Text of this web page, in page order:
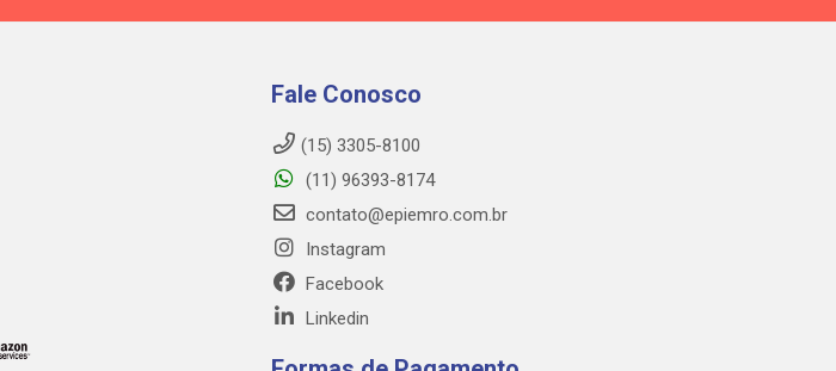
Fale Conosco
(15) 3305-8100
(11) 96393-8174
contato@epiemro.com.br
Instagram
Facebook
Linkedin